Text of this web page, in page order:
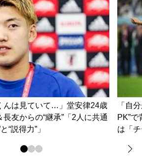
んは見ていて…」堂安律24歳
友からの“継承”「2人に共通
“説得力”」
「自
PK”
は「